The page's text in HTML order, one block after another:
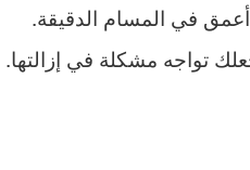
في المسام الدقيقة.
تواجه مشكلة في إزالتها.